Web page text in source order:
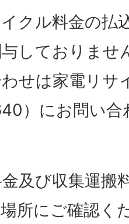
イクル料金の
しておりませ
せは家電リサ
）にお問い合
金及び収集運搬
所にご確認く